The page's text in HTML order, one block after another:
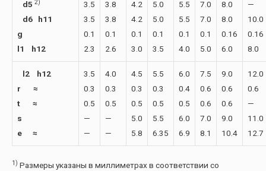
d5 2)
d6 h11
g
l1 h12
3.5
3.5
0.1
2.3
3.8
3.8
0.1
2.6
4.2
4.2
0.1
3.0
5.0
5.0
0.1
3.5
5.5
5.5
0.1
4.0
7.0
7.0
0.1
5.0
8.0
8.0
0.16
6.0
—
10.0
0.16
8.0
l2 h12
r ≈
t ≈
s
e ≈
3.5
0.3
0.5
—
—
4.0
0.3
0.5
—
—
4.5
0.3
0.5
5.0
5.8
5.5
0.3
0.5
5.5
6.35
6.0
0.4
0.5
6.0
6.9
7.5
0.6
0.6
7.0
8.1
9.0
0.6
0.6
9.0
10.4
12.0
0.6
—
11.0
12.7
1) Размеры указаны в миллиметрах в соответствии со